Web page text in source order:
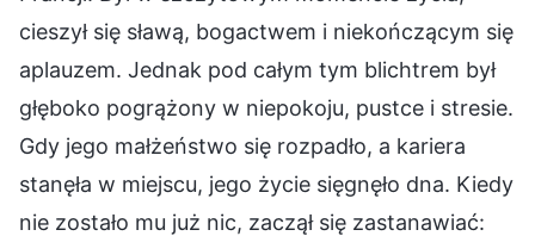
cieszył się sławą, bogactwem i niekończącym się
aplauzem. Jednak pod całym tym blichtrem był
głęboko pogrążony w niepokoju, pustce i stresie.
Gdy jego małżeństwo się rozpadło, a kariera
stanęła w miejscu, jego życie sięgnęło dna. Kiedy
nie zostało mu już nic, zaczął się zastanawiać: